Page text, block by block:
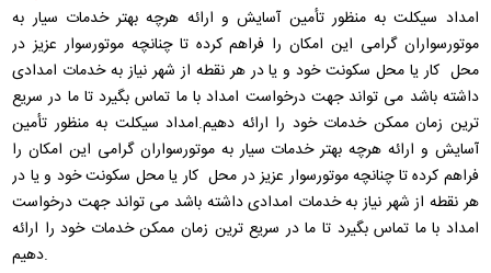
امداد سیکلت به منظور تأمین آسایش و ارائه هرچه بهتر خدمات سیار به
موتورسواران گرامی این امکان را فراهم کرده تا چنانچه موتورسوار عزیز در
محل کار یا محل سکونت خود و یا در هر نقطه از شهر نیاز به خدمات امدادی
داشته باشد می تواند جهت درخواست امداد با ما تماس بگیرد تا ما در سریع
ترین زمان ممکن خدمات خود را ارائه دهیم.امداد سیکلت به منظور تأمین
آسایش و ارائه هرچه بهتر خدمات سیار به موتورسواران گرامی این امکان را
فراهم کرده تا چنانچه موتورسوار عزیز در محل کار یا محل سکونت خود و یا در
هر نقطه از شهر نیاز به خدمات امدادی داشته باشد می تواند جهت درخواست
امداد با ما تماس بگیرد تا ما در سریع ترین زمان ممکن خدمات خود را ارائه
دهیم.